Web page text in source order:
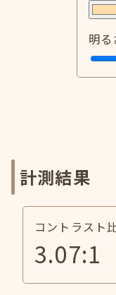
明る
計測結果
コントラスト
3.07:1